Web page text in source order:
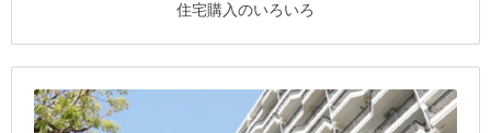
住宅購入のいろいろ